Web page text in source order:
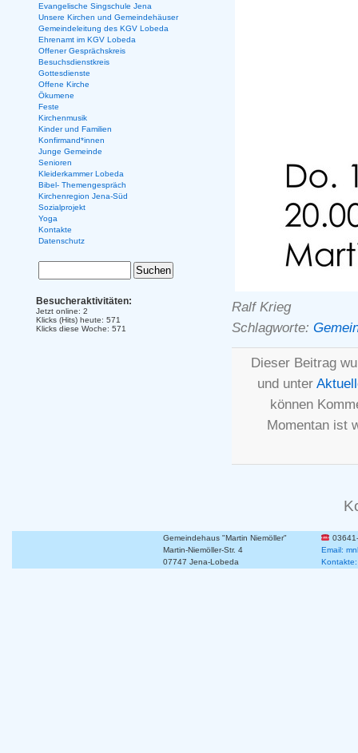
Ralf Krieg
Schlagworte:
Dieser Beitrag
und unter
können
Momentan ist
Evangelische Singschule Jena
Unsere Kirchen und Gemeindehäuser
Gemeindeleitung des KGV Lobeda
Ehrenamt im KGV Lobeda
Offener Gesprächskreis
Besuchsdienstkreis
Gottesdienste
Offene Kirche
Ökumene
Feste
Kirchenmusik
Kinder und Familien
Konfirmand*innen
Junge Gemeinde
Senioren
Kleiderkammer Lobeda
Bibel- Themengespräch
Kirchenregion Jena-Süd
Sozialprojekt
Yoga
Kontakte
Datenschutz
Besucheraktivitäten:
Jetzt online: 2
Klicks (Hits) heute: 571
Klicks diese Woche: 571
Gemeindehaus "Martin Niemöller"
Martin-Niemöller-Str. 4
Email:
07747 Jena-Lobeda